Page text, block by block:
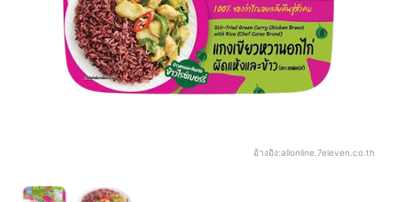
อ้างอิง:allonline.7eleven.co.th